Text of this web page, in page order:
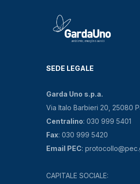
SEDE LEGALE
Garda Uno s.p.a.
Via Italo Barbieri 20, 25080
Centralino: 030 999 5401
Fax: 030 999 5420
Email PEC:
CAPITALE SOCIALE: